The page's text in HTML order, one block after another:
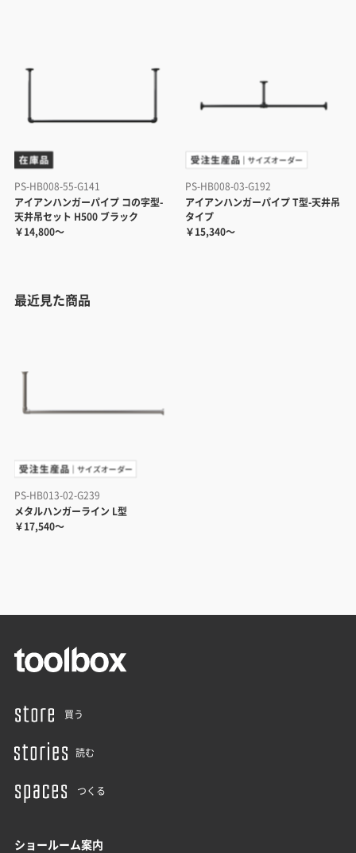
PS-HB008-55-G141
アイアンハンガーパイプ コの字型-
天井吊セット H500 ブラック
￥14,800～
PS-HB008-03-G192
アイアンハンガーパイプ T型-天井吊
タイプ
￥15,340～
最近見た商品
PS-HB013-02-G239
メタルハンガーライン L型
￥17,540～
買う
読む
つくる
ショールーム案内